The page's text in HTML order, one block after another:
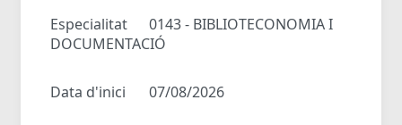
Especialitat
0143 - BIBLIOTECONOMIA I
DOCUMENTACIÓ
Data d'inici 07/08/2026